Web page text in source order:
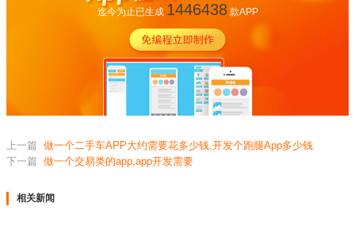
迄今为止已生成 1446438款APP
上一篇 做一个二手车APP大约需要花多少钱,开发个跑腿App多少钱
下一篇 做一个交易类的app,app开发需要
相关新闻